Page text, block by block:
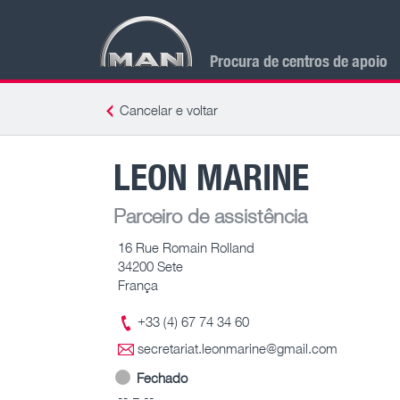
Procura de centros de apoio
Cancelar e voltar
LEON MARINE
Parceiro de assistência
16 Rue Romain Rolland
34200 Sete
França
+33 (4) 67 74 34 60
secretariat.leonmarine@gmail.com
Fechado
-- – --